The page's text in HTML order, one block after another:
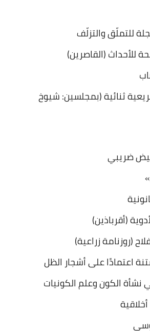
للتملّق والتزلّف
للأحداث (القاصرين)
ثنائية (بمجلسين: شيوخ
ضريبي
(أقرباذين)
(روزنامة زراعية)
اعتمادًا على أشجار الظل
نشأة الكون وعلم الكونيات